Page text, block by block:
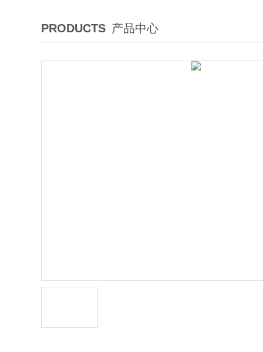
PRODUCTS 产品中心